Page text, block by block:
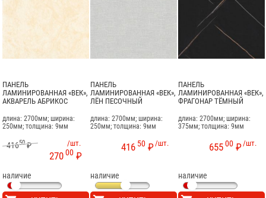
ПАНЕЛЬ
ЛАМИНИРОВАННАЯ «ВЕК»,
АКВАРЕЛЬ АБРИКОС
длина: 2700мм; ширина:
250мм; толщина: 9мм
41650₽ /шт.
27000 ₽
наличие
ПАНЕЛЬ
ЛАМИНИРОВАННАЯ «ВЕК»,
ЛЁН ПЕСОЧНЫЙ
длина: 2700мм; ширина:
250мм; толщина: 9мм
/шт.
416 50 ₽
наличие
ПАНЕЛЬ
ЛАМИНИРОВАННАЯ «ВЕК»,
ФРАГОНАР ТЁМНЫЙ
длина: 2700мм; ширина:
375мм; толщина: 9мм
/шт.
65500 ₽
наличие